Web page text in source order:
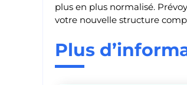
plus en plus normalisé.
votre nouvelle structure
Plus